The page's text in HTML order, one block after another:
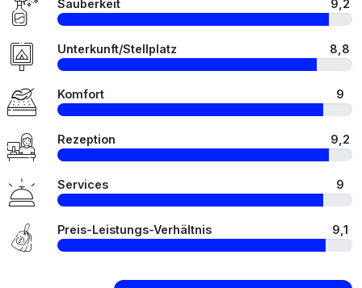
Sauberkeit 9,2
Unterkunft/Stellplatz 8,8
Komfort 9
Rezeption 9,2
Services 9
Preis-Leistungs-Verhältnis 9,1